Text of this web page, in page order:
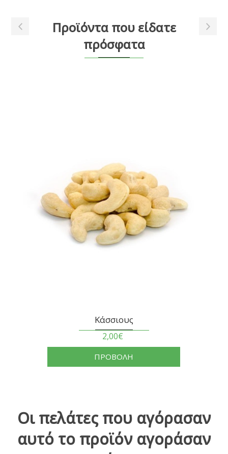
Προϊόντα που είδατε
πρόσφατα
Κάσσιους
2,00€
ΠΡΟΒΟΛΗ
Οι πελάτες που αγόρασαν
αυτό το προϊόν αγοράσαν